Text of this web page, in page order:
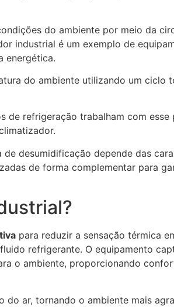
do ambiente por meio da
industrial é um exemplo de
energética.
do ambiente utilizando um ciclo
de refrigeração trabalham com
desumidificação depende das
de forma complementar para
para reduzir a sensação térmica
refrigerante. O equipamento
o ambiente, proporcionando
ar, tornando o ambiente mais